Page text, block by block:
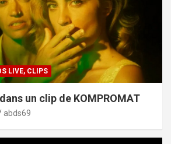
LIVE, CLIPS
un clip de KOMPROMAT
abds69